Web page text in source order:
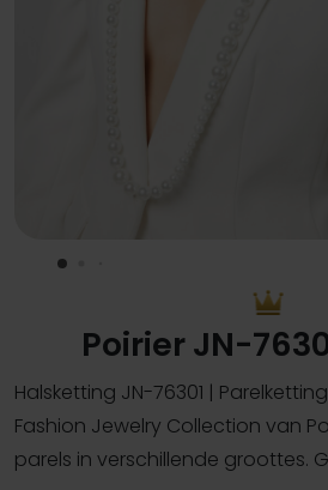
Poirier JN-
Halsketting JN-76301 |
Fashion Jewelry Collection van
parels in verschillende groottes.